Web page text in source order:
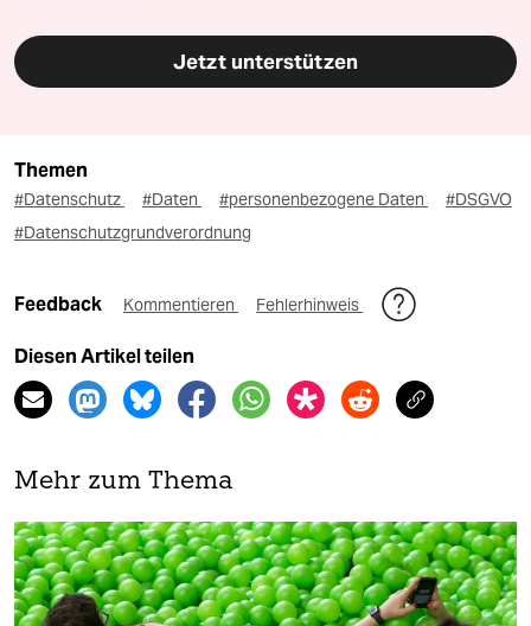
Jetzt unterstützen
Themen
#Datenschutz #Daten #personenbezogene Daten
#DSGVO
#Datenschutzgrundverordnung
Feedback Kommentieren Fehlerhinweis
Diesen Artikel teilen
Mehr zum Thema